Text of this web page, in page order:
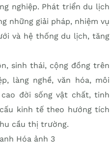
nghiệp. Phát triển du lịch
những giải pháp, nhiệm vụ
và hệ thống du lịch, tăng
sinh thái, cộng đồng trên
làng nghề, văn hóa, môi
đời sống vật chất, tinh
kinh tế theo hướng tích
cầu thị trường.